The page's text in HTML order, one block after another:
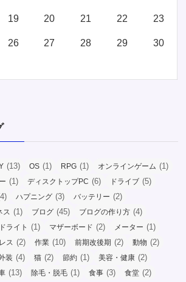
19 20 21 22 23
26 27 28 29 30
(13) OS (1) RPG (1) オンラインゲーム (1)
(1) ディスクトップPC (6) ドライブ (5)
ハプニング (3) バッテリー (2)
ス (1) ブログ (45) ブログの作り方 (4)
ライト (1) マザーボード (2) メーター (1)
ス (2) 作業 (10) 前期改後期 (2) 動物 (2)
装 (4) 猫 (2) 節約 (1) 美容・健康 (2)
(13) 除毛・脱毛 (1) 食事 (3) 食堂 (2)